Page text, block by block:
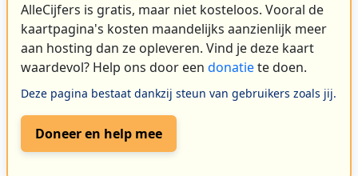
AlleCijfers is gratis, maar niet kosteloos. Vooral de
kaartpagina's kosten maandelijks aanzienlijk meer
aan hosting dan ze opleveren. Vind je deze kaart
waardevol? Help ons door een donatiete doen.
Deze pagina bestaat dankzij steun van gebruikers zoals jij.
Doneer en help mee